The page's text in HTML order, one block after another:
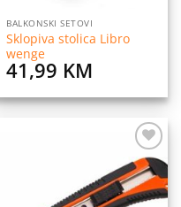
BALKONSKI SETOVI
Sklopiva stolica Libro
wenge
41,99 KM
Dodaj
na
listu
želja